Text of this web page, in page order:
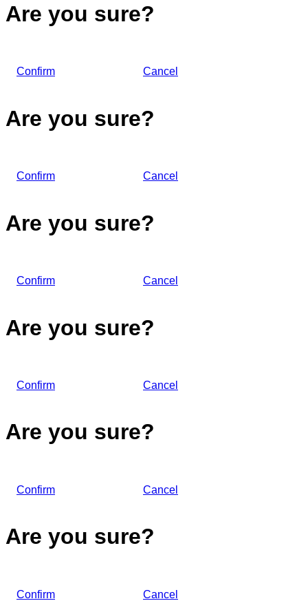
Are you sure?
Confirm Cancel
Are you sure?
Confirm Cancel
Are you sure?
Confirm Cancel
Are you sure?
Confirm Cancel
Are you sure?
Confirm Cancel
Are you sure?
Confirm Cancel